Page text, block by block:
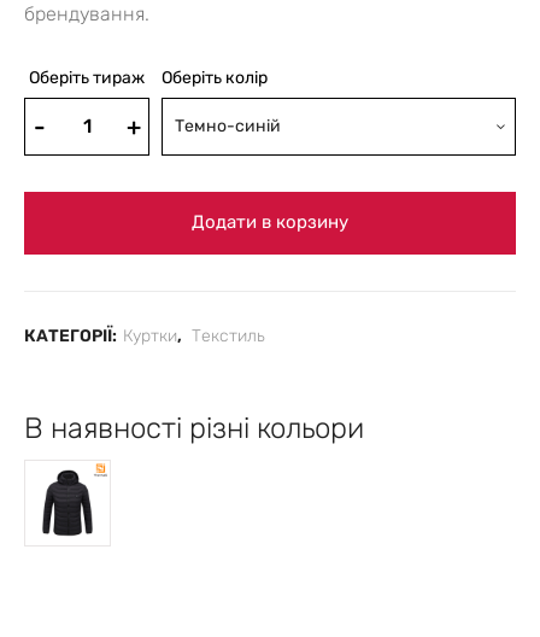
брендування.
Оберіть тираж Оберіть колір
Темно-синій
Додати в корзину
КАТЕГОРІЇ: Куртки, Текстиль
В наявності різні кольори